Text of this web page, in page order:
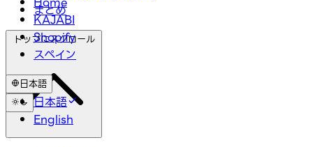
KAJABI
Shopify
スペイン
日本語
日本語
English
まとめ
トップにスクロール